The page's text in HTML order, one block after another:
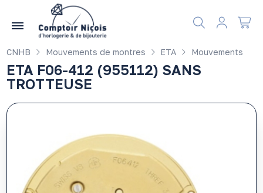
CNHB Mouvements de montres ETA Mouvements
ETA F06-412 (955112) SANS
TROTTEUSE
Gérer les préférences en matière de cookies